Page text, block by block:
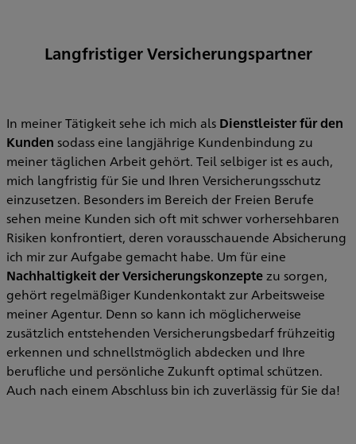
Langfristiger Versicherungspartner
In meiner Tätigkeit sehe ich mich als Dienstleister für den
Kunden sodass eine langjährige Kundenbindung zu
meiner täglichen Arbeit gehört. Teil selbiger ist es auch,
mich langfristig für Sie und Ihren Versicherungsschutz
einzusetzen. Besonders im Bereich der Freien Berufe
sehen meine Kunden sich oft mit schwer vorhersehbaren
Risiken konfrontiert, deren vorausschauende Absicherung
ich mir zur Aufgabe gemacht habe. Um für eine
Nachhaltigkeit der Versicherungskonzepte zu sorgen,
gehört regelmäßiger Kundenkontakt zur Arbeitsweise
meiner Agentur. Denn so kann ich möglicherweise
zusätzlich entstehenden Versicherungsbedarf frühzeitig
erkennen und schnellstmöglich abdecken und Ihre
berufliche und persönliche Zukunft optimal schützen.
Auch nach einem Abschluss bin ich zuverlässig für Sie da!